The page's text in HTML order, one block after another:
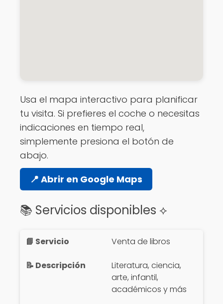
Usa el mapa interactivo para planificar
tu visita. Si prefieres el coche o necesitas
indicaciones en tiempo real,
simplemente presiona el botón de
abajo.
📍 Abrir en Google Maps
📚 Servicios disponibles ⟡
Venta de libros
Literatura, ciencia,
arte, infantil,
académicos y más